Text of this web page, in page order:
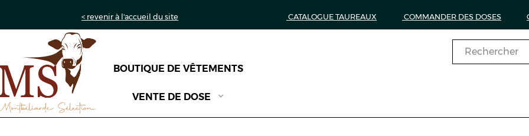
< revenir à l'accueil du site CATALOGUE TAUREAUX COMMANDER DES DOSES
BOUTIQUE DE VÊTEMENTS
VENTE DE DOSE